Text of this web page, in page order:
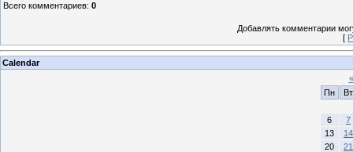
Всего комментариев: 0
Добавлять комментарии
[
Calendar
«
Пн
Вт
6
7
13
14
20
21